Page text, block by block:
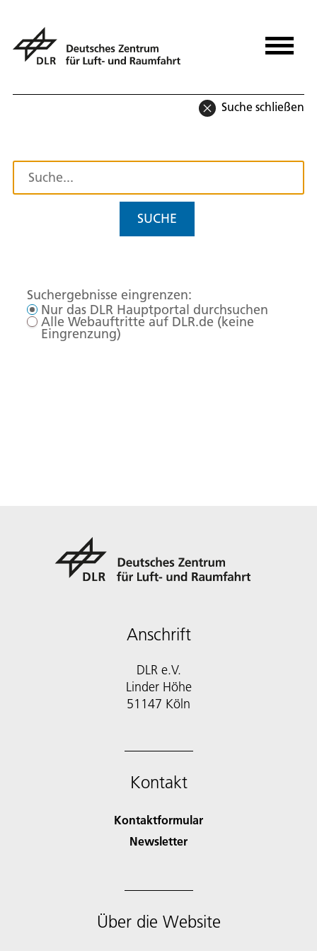
Suche schließen
SUCHE
Suchergebnisse eingrenzen:
Nur das DLR Hauptportal durchsuchen
Alle Webauftritte auf DLR.de (keine
Eingrenzung)
Anschrift
DLR e.V.
Linder Höhe
51147 Köln
Kontakt
Kontaktformular
Newsletter
Über die Website